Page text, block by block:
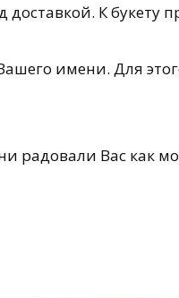
К букету
имени. Для
радовали Вас как